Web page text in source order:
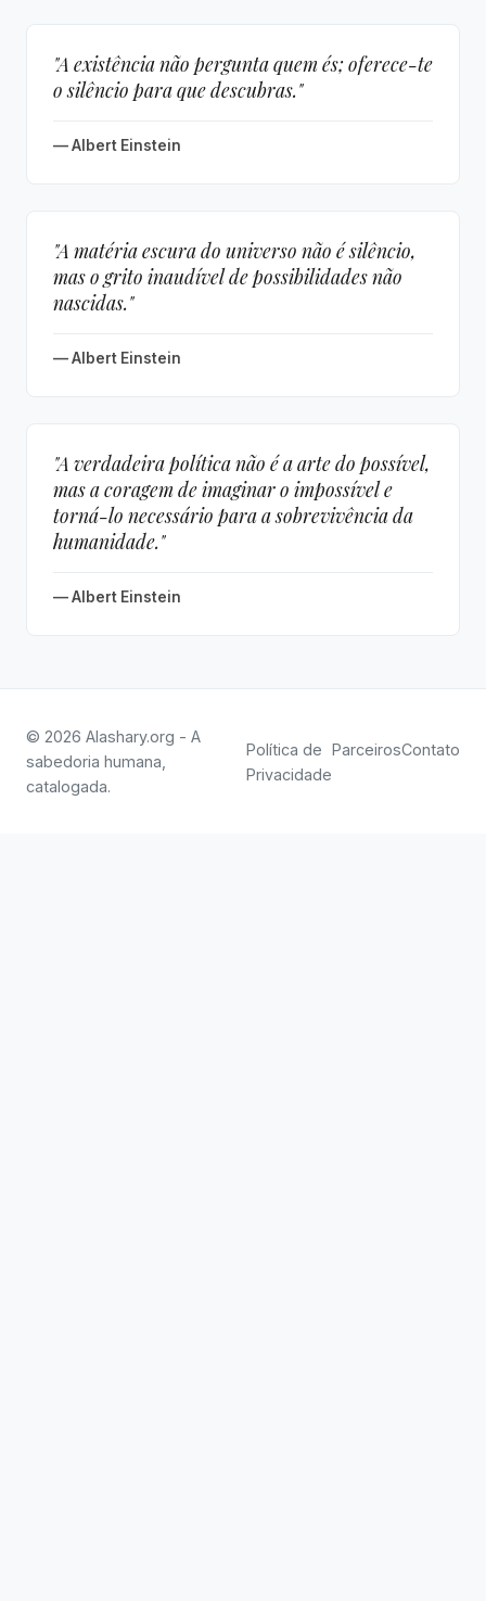
"A existência não pergunta quem és; oferece-te
o silêncio para que descubras."
— Albert Einstein
"A matéria escura do universo não é silêncio,
mas o grito inaudível de possibilidades não
nascidas."
— Albert Einstein
"A verdadeira política não é a arte do possível,
mas a coragem de imaginar o impossível e
torná-lo necessário para a sobrevivência da
humanidade."
— Albert Einstein
© 2026 Alashary.org - A
sabedoria humana,
catalogada.
Política de
Privacidade
ParceirosContato